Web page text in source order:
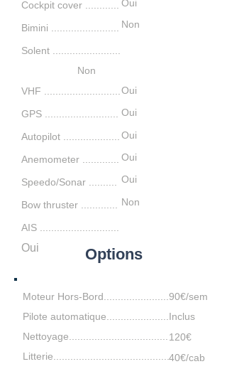
Cockpit cover ............
Bimini ........................
Solent ........................
Oui
Non
Non
VHF ...........................
GPS ..........................
Autopilot ....................
Anemometer .............
Speedo/Sonar ....
Bow thruster
AIS ............................
Oui
Oui
Oui
Oui
Oui
Non
Oui Options
Moteur Hors-Bord.......................
Pilote automatique......................
Nettoyage...................................
Litterie.........................................
90€/sem
Inclus
120€
40€/cab